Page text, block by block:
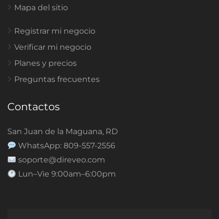
Mapa del sitio
Registrar mi negocio
Verificar mi negocio
Planes y precios
Preguntas frecuentes
Contactos
San Juan de la Maguana, RD
WhatsApp: 809-557-2556
soporte@direveo.com
Lun–Vie 9:00am–6:00pm